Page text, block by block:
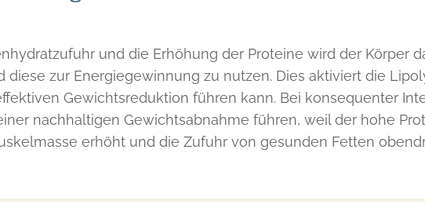
und die Erhöhung der Proteine wird der Körper
diese zur Energiegewinnung zu nutzen. Dies aktiviert die
Gewichtsreduktion führen kann. Bei konsequenter
nachhaltigen Gewichtsabnahme führen, weil der hohe
erhöht und die Zufuhr von gesunden Fetten